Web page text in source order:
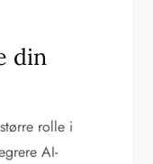
din
rolle i
AI-